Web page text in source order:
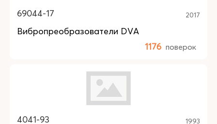
69044-17 2017
Вибропреобразователи DVA
1176 поверок
4041-93 1993